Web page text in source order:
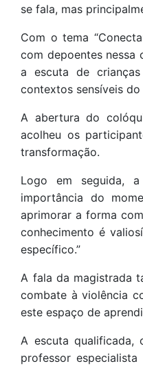
se fala, mas
Com o tema
com depoentes nessa
a escuta de
contextos sensíveis
A abertura do
acolheu os
transformação.
Logo em seguida, a
importância do
aprimorar a forma
conhecimento é
específico.”
A fala da magistrada
combate à violência
este espaço de
A escuta qualificada,
professor